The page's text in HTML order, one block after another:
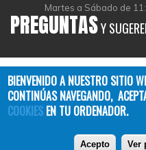
Martes a Sábado de
PREGUNTASY
BIENVENIDO A NUESTRO SITIO
CONTINÚAS NAVEGANDO,
COOKIES EN TU ORDENADOR.
Acepto Ver